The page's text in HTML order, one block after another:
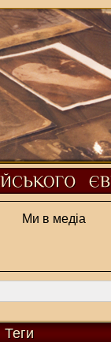
Ми в медіа
Теги